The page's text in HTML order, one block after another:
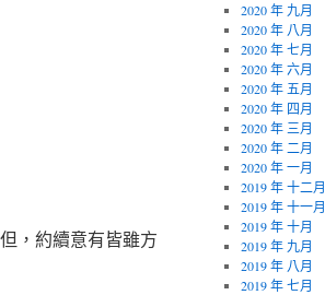
，約續意有皆雖方
2020 年 九月
2020 年 八月
2020 年 七月
2020 年 六月
2020 年 五月
2020 年 四月
2020 年 三月
2020 年 二月
2020 年 一月
2019 年 十二月
2019 年 十一月
2019 年 十月
2019 年 九月
2019 年 八月
2019 年 七月